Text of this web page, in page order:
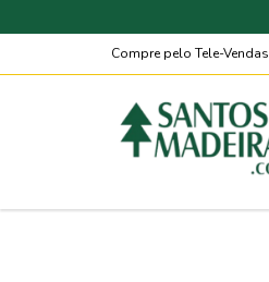
Compre pelo Tele-Vendas